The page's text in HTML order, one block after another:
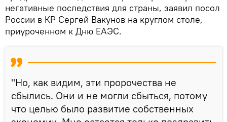
негативные последствия для страны, заявил посол
России в КР Сергей Вакунов на круглом столе,
приуроченном к Дню ЕАЭС.
"Но, как видим, эти пророчества не
сбылись. Они и не могли сбыться, потому
что целью было развитие собственных